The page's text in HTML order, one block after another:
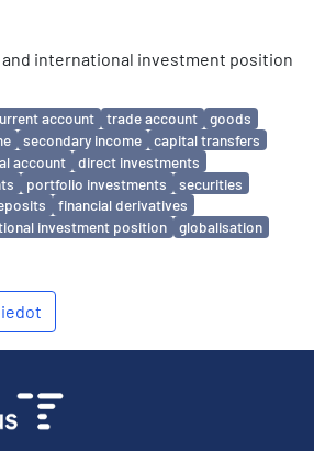
and international investment position
account trade account
goods
secondary income
capital transfers
account
direct investments
portfolio investments
securities
financial derivatives
investment position globalisation